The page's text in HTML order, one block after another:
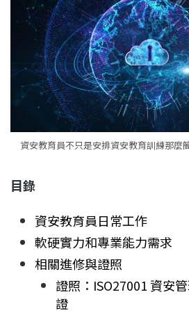
資安教育員不只是安排資安教育訓練那麼
目錄
資安教育員日常工作
軟硬實力和專業能力需求
相關進修與證照
證照：ISO27001 資安
證